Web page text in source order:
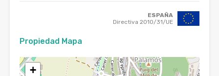
ESPAÑA
Directiva 2010/31/UE
Propiedad Mapa
+